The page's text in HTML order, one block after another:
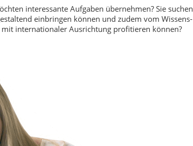
interessante Aufgaben übernehmen? Sie suchen
einbringen können und zudem vom Wissens-
mit internationaler Ausrichtung profitieren können?